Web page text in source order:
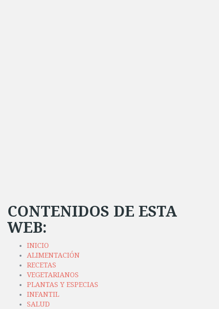
CONTENIDOS DE ESTA
WEB:
INICIO
ALIMENTACIÓN
RECETAS
VEGETARIANOS
PLANTAS Y ESPECIAS
INFANTIL
SALUD